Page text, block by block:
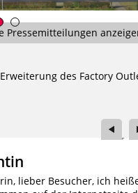
Pressemitteilungen
des Factory
lieber Besucher, ich